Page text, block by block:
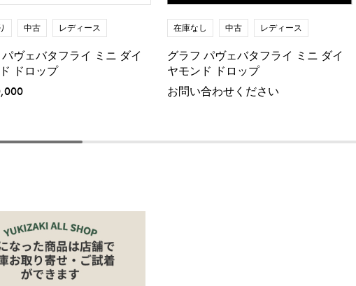
中古 レディース
ヴェバタフライ ミニ ダイ
ドロップ
在庫なし 中古 レディース
グラフ パヴェバタフライ ミニ ダイ
ヤモンド ドロップ
お問い合わせください